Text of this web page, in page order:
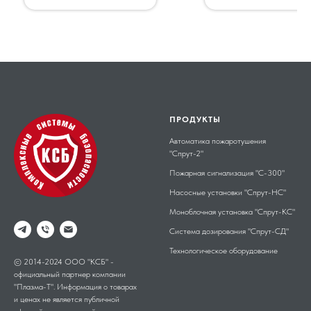
© 2014-2024 ООО "КСБ" -
официальный партнер компании
"Плазма-Т". Информация о товарах
и ценах не является публичной
ПРОДУКТЫ
Автоматика пожаротушения
"Спрут-2"
Пожарная сигнализация "С-300"
Насосные установки "Спрут-НС"
Моноблочная установка "Спрут-КС"
Система дозирования "Спрут-СД"
Технологическое оборудование